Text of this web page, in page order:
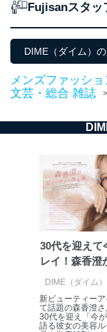
東京都渋谷区南
株式会社富士
代表取締役会
個人情報保護
２．利用目的
当社が取り扱
りです。
個人情報
当社の定期購
ービス等をご
の方の個人情
2
当社にお問合
いただいた方
人情報
Fujisanスタッ
DIME（ダイム）
メンズファッシ
文芸・総合 雑誌
>
30代を迎えて
レイ！森香澄
己ベス
DIME（ダイム
新ビューティー
て話題の森香澄さ
30代を迎え「今
語る彼女の美容